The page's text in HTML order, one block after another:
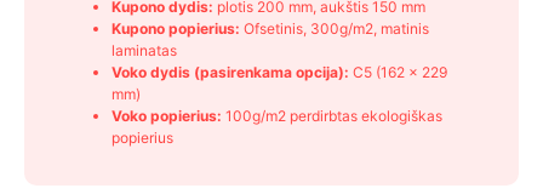
Kupono dydis: plotis 200 mm, aukštis 150 mm
Kupono popierius: Ofsetinis, 300g/m2, matinis
laminatas
Voko dydis (pasirenkama opcija): C5 (162 x 229
mm)
Voko popierius: 100g/m2 perdirbtas ekologiškas
popierius